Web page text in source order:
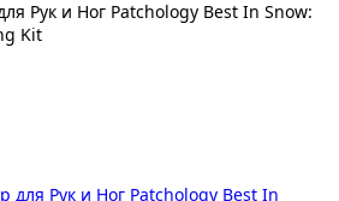
Рук и Ног Patchology Best In Snow:
Kit